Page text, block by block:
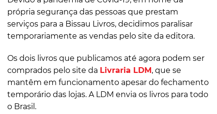
própria segurança das pessoas que prestam
serviços para a Bissau Livros, decidimos paralisar
temporariamente as vendas pelo site da editora.
Os dois livros que publicamos até agora podem ser
comprados pelo site da Livraria LDM, que se
mantêm em funcionamento apesar do fechamento
temporário das lojas. A LDM envia os livros para todo
o Brasil.